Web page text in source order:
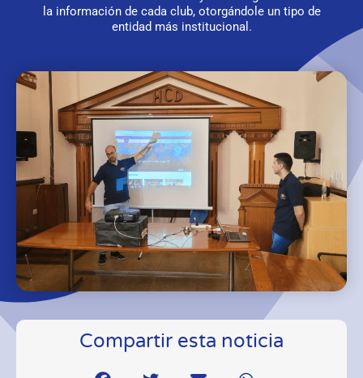
la información de cada club, otorgándole un tipo de
entidad más institucional.
Compartir esta noticia